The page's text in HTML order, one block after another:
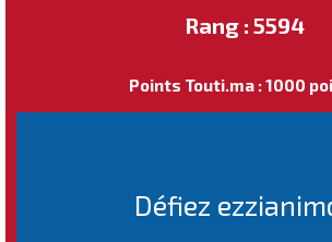
Rang : 5594
Points Touti.ma : 1000
Défiez